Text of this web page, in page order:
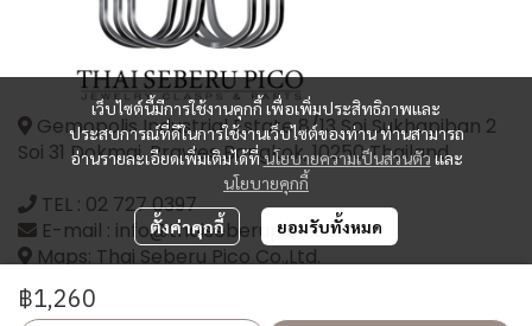
฿1,260
เว็บไซต์นี้มีการใช้งานคุกกี้ เพื่อเพิ่มประสิทธิภาพและ
ประสบการณ์ที่ดีในการใช้งานเว็บไซต์ของท่าน ท่านสามารถ
อ่านรายละเอียดเพิ่มเติมได้ที่นโยบายความเป็นส่วนตัวและ
นโยบายคุกกี้
ตั้งค่าคุกกี้ ยอมรับทั้งหมด
Gemopolis Industrial Estate 8/13 Soi Sukhapiban 2
Soi 31 Dokmai, Prawes Bangkok, 10250 Thailand
TEL : 02 727 0397
E-mail : info@thaiseberupico.com
Maps: Thai Seberu Pico Co.,Ltd.